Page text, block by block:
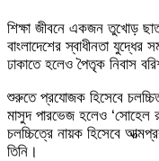
শিক্ষা জীবনে একজন তুখোড়
বাংলাদেশের স্বাধীনতা
ঢাকাতে হলেও পৈতৃক নিবাস
শুরুতে প্রযোজক হিসেবে
মাসুদ পারভেজ হলেও ‘সোহেল
চলচ্চিত্রে নায়ক হিসেবে
তিনি।